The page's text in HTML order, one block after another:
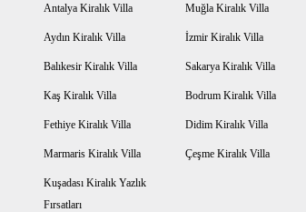
Antalya Kiralık Villa Muğla Kiralık Villa
Aydın Kiralık Villa İzmir Kiralık Villa
Balıkesir Kiralık Villa Sakarya Kiralık Villa
Kaş Kiralık Villa Bodrum Kiralık Villa
Fethiye Kiralık Villa Didim Kiralık Villa
Marmaris Kiralık Villa Çeşme Kiralık Villa
Kuşadası Kiralık Yazlık
Fırsatları